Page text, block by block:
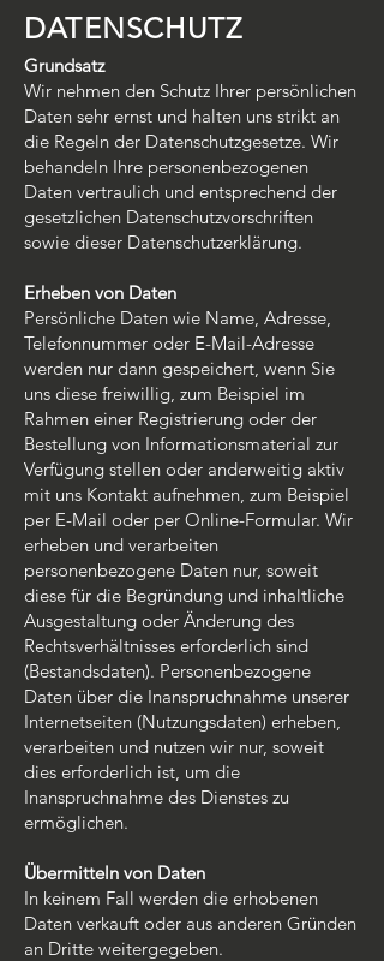
DATENSCHUTZ
Grundsatz
Wir nehmen den Schutz Ihrer persönlichen
Daten sehr ernst und halten uns strikt an
die Regeln der Datenschutzgesetze. Wir
behandeln Ihre personenbezogenen
Daten vertraulich und entsprechend der
gesetzlichen Datenschutzvorschriften
sowie dieser Datenschutzerklärung.
Erheben von Daten
Persönliche Daten wie Name, Adresse,
Telefonnummer oder E-Mail-Adresse
werden nur dann gespeichert, wenn Sie
uns diese freiwillig, zum Beispiel im
Rahmen einer Registrierung oder der
Bestellung von Informationsmaterial zur
Verfügung stellen oder anderweitig aktiv
mit uns Kontakt aufnehmen, zum Beispiel
per E-Mail oder per Online-Formular. Wir
erheben und verarbeiten
personenbezogene Daten nur, soweit
diese für die Begründung und inhaltliche
Ausgestaltung oder Änderung des
Rechtsverhältnisses erforderlich sind
(Bestandsdaten). Personenbezogene
Daten über die Inanspruchnahme unserer
Internetseiten (Nutzungsdaten) erheben,
verarbeiten und nutzen wir nur, soweit
dies erforderlich ist, um die
Inanspruchnahme des Dienstes zu
ermöglichen.
Übermitteln von Daten
In keinem Fall werden die erhobenen
Daten verkauft oder aus anderen Gründen
an Dritte weitergegeben.